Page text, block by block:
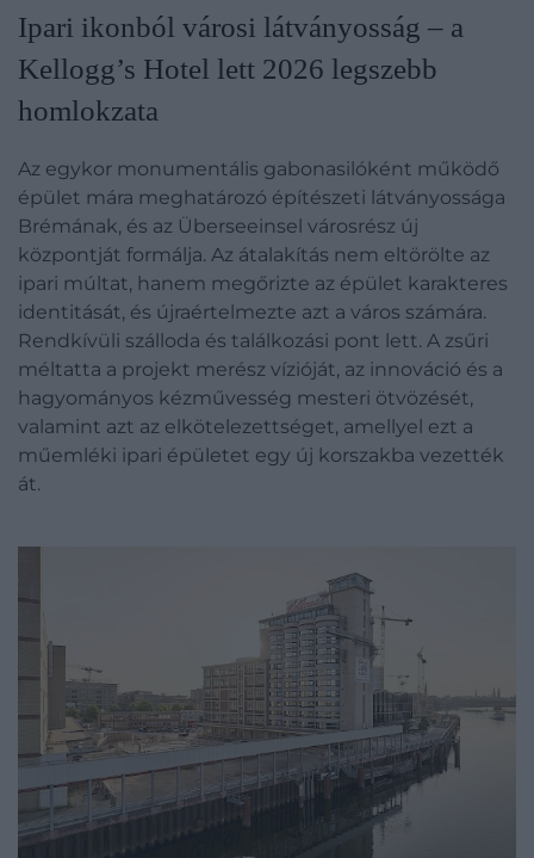
Ipari ikonból városi látványosság – a
Kellogg’s Hotel lett 2026 legszebb
homlokzata
Az egykor monumentális gabonasilóként működő
épület mára meghatározó építészeti látványossága
Brémának, és az Überseeinsel városrész új
központját formálja. Az átalakítás nem eltörölte az
ipari múltat, hanem megőrizte az épület karakteres
identitását, és újraértelmezte azt a város számára.
Rendkívüli szálloda és találkozási pont lett. A zsűri
méltatta a projekt merész vízióját, az innováció és a
hagyományos kézművesség mesteri ötvözését,
valamint azt az elkötelezettséget, amellyel ezt a
műemléki ipari épületet egy új korszakba vezették
át.